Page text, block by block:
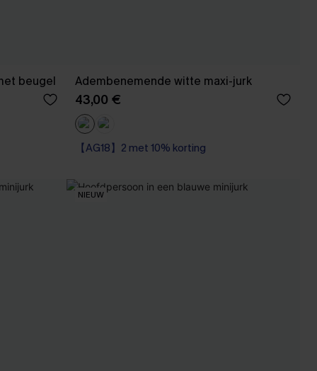
beugel Adembenemende witte maxi-jurk
43,00 €
【AG18】2 met 10% korting
NIEUW